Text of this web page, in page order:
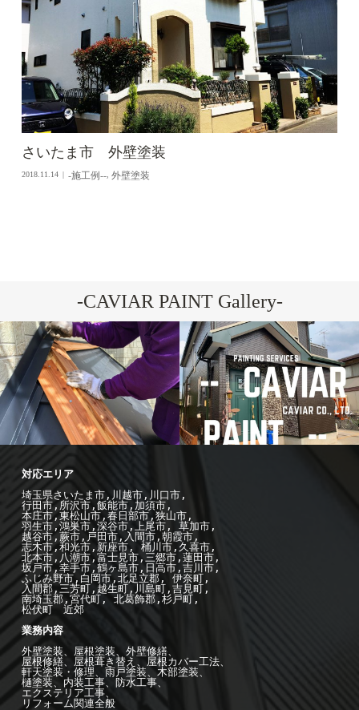
さいたま市 外壁塗装
2018.11.14 -施工例-- ,外壁塗装
-CAVIAR PAINT Gallery-
-施工例-- 外
-施工例--
埼玉県さいたま市,川越市,川口市,
行田市,所沢市,飯能市,加須市,
本庄市,東松山市,春日部市,狭山市,
羽生市,鴻巣市,深谷市,上尾市, 草加市,
越谷市,蕨市,戸田市,入間市,朝霞市,
志木市,和光市,新座市, 桶川市,久喜市,
北本市,八潮市,富士見市,三郷市,蓮田市,
坂戸市,幸手市,鶴ヶ島市,日高市,吉川市,
ふじみ野市,白岡市,北足立郡, 伊奈町,
入間郡,三芳町,越生町,川島町,吉見町,
南埼玉郡,宮代町, 北葛飾郡,杉戸町,
松伏町　近郊
業務内容
外壁塗装、屋根塗装、外壁修繕、
屋根修繕、屋根葺き替え、屋根カバー工法、
軒天塗装・修理、雨戸塗装、木部塗装、
樋塗装、内装工事、防水工事、
エクステリア工事、
リフォーム関連全般